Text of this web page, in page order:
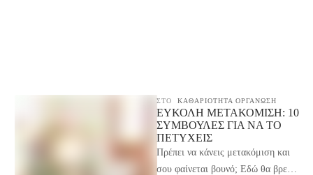
ΣΤΟ ΚΑΘΑΡΙΟΤΗΤΑ ΟΡΓΑΝΩΣΗ
ΕΎΚΟΛΗ ΜΕΤΑΚΌΜΙΣΗ: 10
ΣΥΜΒΟΥΛΈΣ ΓΙΑ ΝΑ ΤΟ
ΠΕΤΎΧΕΙΣ
Πρέπει να κάνεις μετακόμιση και
σου φαίνεται βουνό; Εδώ θα βρεις